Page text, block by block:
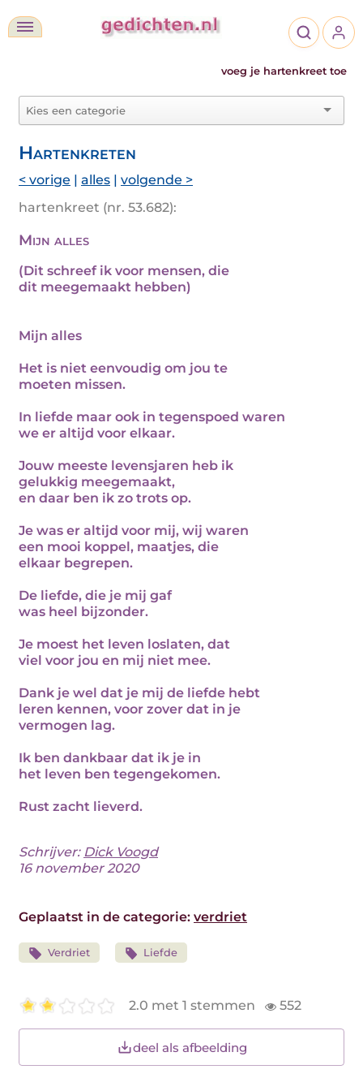
voeg je hartenkreet toe
Hartenkreten
< vorige | alles | volgende >
hartenkreet (nr. 53.682):
Mijn alles
(Dit schreef ik voor mensen, die
dit meegemaakt hebben)
Mijn alles
Het is niet eenvoudig om jou te
moeten missen.
In liefde maar ook in tegenspoed waren
we er altijd voor elkaar.
Jouw meeste levensjaren heb ik
gelukkig meegemaakt,
en daar ben ik zo trots op.
Je was er altijd voor mij, wij waren
een mooi koppel, maatjes, die
elkaar begrepen.
De liefde, die je mij gaf
was heel bijzonder.
Je moest het leven loslaten, dat
viel voor jou en mij niet mee.
Dank je wel dat je mij de liefde hebt
leren kennen, voor zover dat in je
vermogen lag.
Ik ben dankbaar dat ik je in
het leven ben tegengekomen.
Rust zacht lieverd.
Schrijver: Dick Voogd
16 november 2020
Geplaatst in de categorie: verdriet
Verdriet Liefde
2.0 met 1 stemmen 552
deel als afbeelding